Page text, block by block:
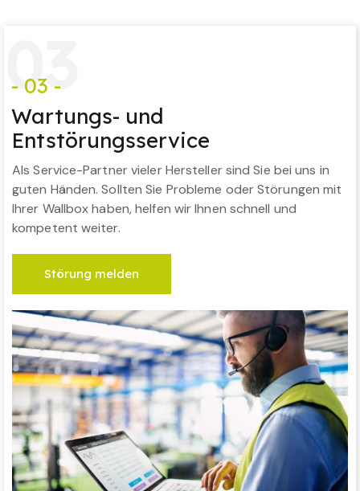
03
- 03 -
Wartungs- und
Entstörungsservice
Als Service-Partner vieler Hersteller sind Sie bei uns in
guten Händen. Sollten Sie Probleme oder Störungen mit
Ihrer Wallbox haben, helfen wir Ihnen schnell und
kompetent weiter.
Störung melden